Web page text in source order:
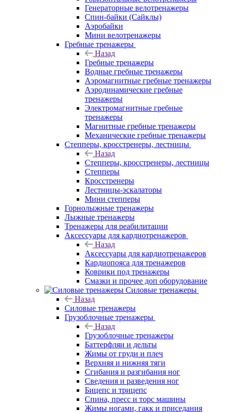
Генераторные велотренажеры
Спин-байки (Сайклы)
Аэробайки
Мини велотренажеры
Гребные тренажеры
Назад
Гребные тренажеры
Водные гребные тренажеры
Аэромагнитные гребные тренажеры
Аэродинамические гребные
тренажеры
Электромагнитные гребные
тренажеры
Магнитные гребные тренажеры
Механические гребные тренажеры
Степперы, кросстренеры, лестницы
Назад
Степперы, кросстренеры, лестницы
Степперы
Кросстренеры
Лестницы-эскалаторы
Мини степперы
Горнолыжные тренажеры
Лыжные тренажеры
Тренажеры для реабилитации
Аксессуары для кардиотренажеров
Назад
Аксессуары для кардиотренажеров
Кардиопояса для тренажеров
Коврики под тренажеры
Смазки и прочее доп оборудование
Силовые тренажеры
Назад
Силовые тренажеры
Грузоблочные тренажеры
Назад
Грузоблочные тренажеры
Баттерфляи и дельты
Жимы от груди и плеч
Верхняя и нижняя тяги
Сгибания и разгибания ног
Сведения и разведения ног
Бицепс и трицепс
Спина, пресс и торс машины
Жимы ногами, гакк и приседания